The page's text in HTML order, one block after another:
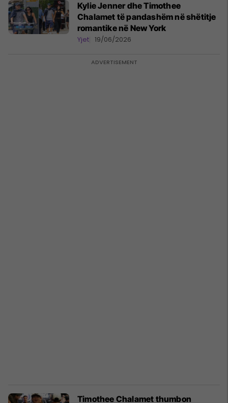
Kylie Jenner dhe Timothee
Chalamet të pandashëm në shëtitje
romantike në New York
Yjet 19/06/2026
Timothee Chalamet thumbon